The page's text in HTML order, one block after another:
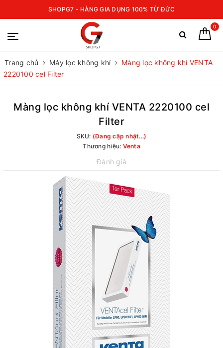
SHOPG7 - HÀNG GIA DỤNG 100% TỪ ĐỨC
0
Trang chủ Máy lọc không khí
Màng lọc không khí VENTA
2220100 cel Filter
Màng lọc không khí VENTA 2220100 cel
Filter
SKU: (Đang cập nhật...)
Thương hiệu: Venta
Đánh giá